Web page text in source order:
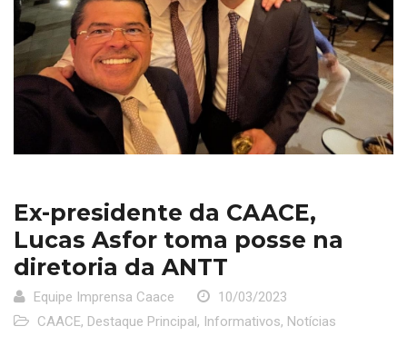
Ex-presidente da CAACE,
Lucas Asfor toma posse na
diretoria da ANTT
Equipe Imprensa Caace
10/03/2023
CAACE, Destaque Principal, Informativos, Notícias